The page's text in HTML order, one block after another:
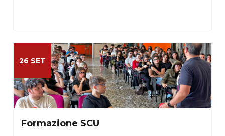
26 SET
Formazione SCU